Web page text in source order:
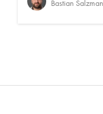
Bastian